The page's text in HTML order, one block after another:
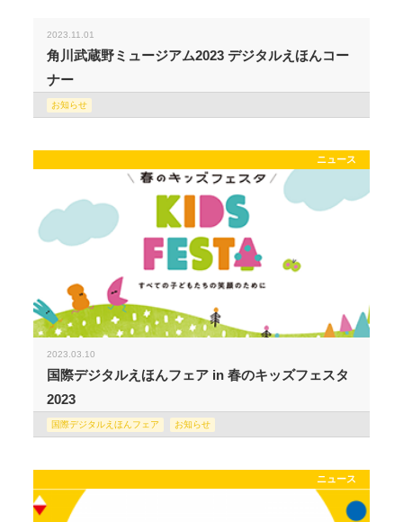
2023.11.01
角川武蔵野ミュージアム2023 デジタルえほんコー
ナー
お知らせ
ニュース
2023.03.10
国際デジタルえほんフェア in 春のキッズフェスタ
2023
国際デジタルえほんフェア お知らせ
ニュース